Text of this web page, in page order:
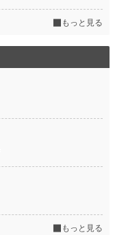
もっと見る
もっと見る